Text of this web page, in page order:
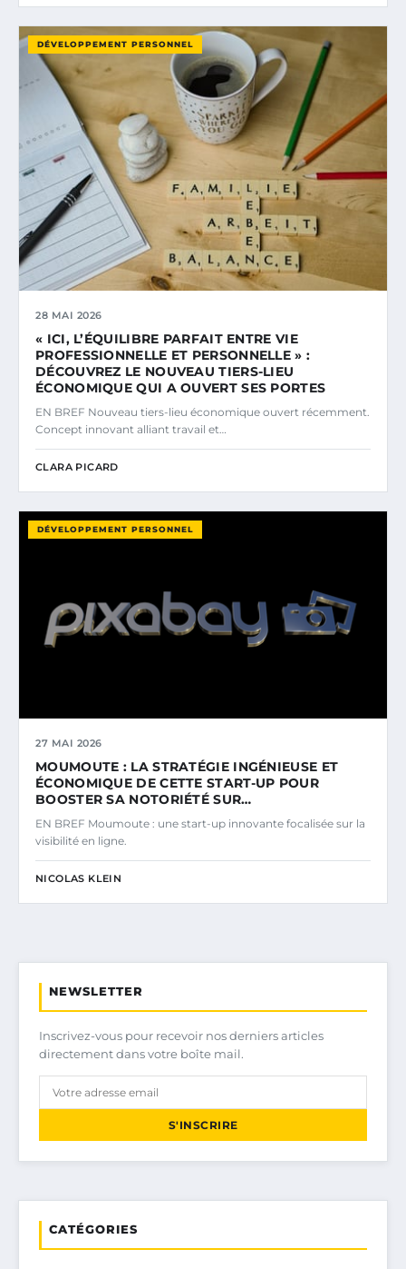
DÉVELOPPEMENT PERSONNEL
28 MAI 2026
« ICI, L’ÉQUILIBRE PARFAIT ENTRE VIE
PROFESSIONNELLE ET PERSONNELLE » :
DÉCOUVREZ LE NOUVEAU TIERS-LIEU
ÉCONOMIQUE QUI A OUVERT SES PORTES
EN BREF Nouveau tiers-lieu économique ouvert récemment.
Concept innovant alliant travail et…
CLARA PICARD
DÉVELOPPEMENT PERSONNEL
27 MAI 2026
MOUMOUTE : LA STRATÉGIE INGÉNIEUSE ET
ÉCONOMIQUE DE CETTE START-UP POUR
BOOSTER SA NOTORIÉTÉ SUR…
EN BREF Moumoute : une start-up innovante focalisée sur la
visibilité en ligne.
NICOLAS KLEIN
NEWSLETTER
Inscrivez-vous pour recevoir nos derniers articles
directement dans votre boîte mail.
S'INSCRIRE
CATÉGORIES